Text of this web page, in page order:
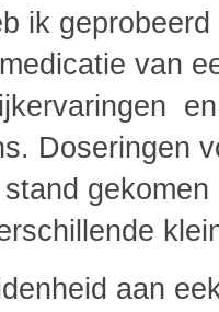
ik
van
Doseringen
aan